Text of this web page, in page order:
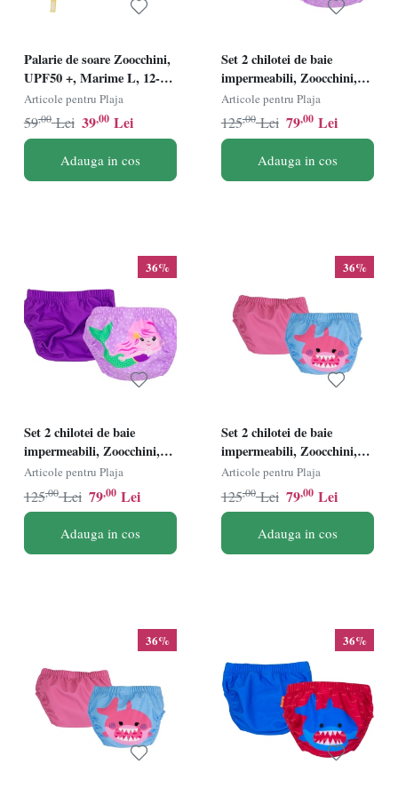
Palarie de soare Zoocchini,
UPF50 +, Marime L, 12-24
Luni - Ananas
Articole pentru Plaja
39,00 Lei
59,00 Lei
Adauga in cos
Set 2 chilotei de baie
impermeabili, Zoocchini,
protectie UPF50+, marime
L, 24-36 Luni Ã¢â‚¬â€œ
Sirena
Articole pentru Plaja
79,00 Lei
125,00 Lei
Adauga in cos
36%
Set 2 chilotei de baie
impermeabili, Zoocchini,
protectie UPF50+, marime
M, 12-24 Luni Ã¢â‚¬â€œ
Sirena
Articole pentru Plaja
79,00 Lei
125,00 Lei
Adauga in cos
36%
Set 2 chilotei de baie
impermeabili, Zoocchini,
protectie UPF50+, marime
L, 24-36 Luni Ã¢â‚¬â€œ
Pink Shark
Articole pentru Plaja
79,00 Lei
125,00 Lei
Adauga in cos
36% 36%